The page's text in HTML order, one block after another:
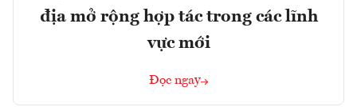
địa mở rộng hợp tác trong các lĩnh
vực mới
Đọc ngay